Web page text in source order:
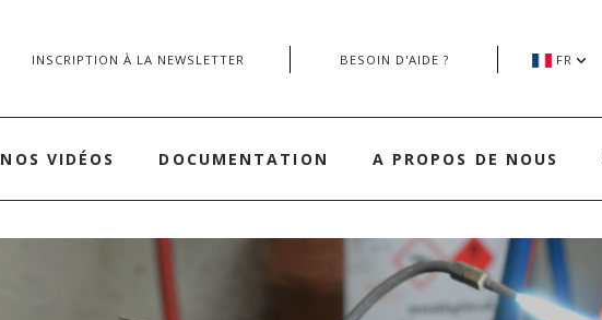
INSCRIPTION À LA NEWSLETTER BESOIN D'AIDE ? FR
NOS VIDÉOS DOCUMENTATION A PROPOS DE NOUS